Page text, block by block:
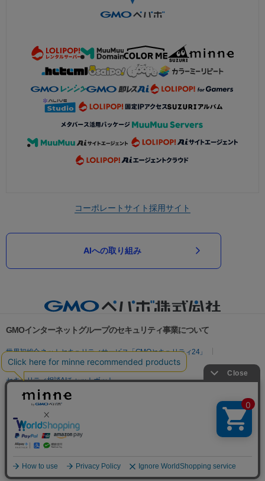
コーポレートサイト採用サイト
AIへの取り組み
GMOインターネットグループのセキュリティ事業について
世界初総合ネットセキュリティサービス「GMOセキュリティ24」
パスワード漏洩診断
Webサイトリスク診断
セキュリティ相談AIチャットボット
実在証明・盗聴対策
サイバー攻撃対策（GMO Flatt Security）
セキュリティ事業の軌跡